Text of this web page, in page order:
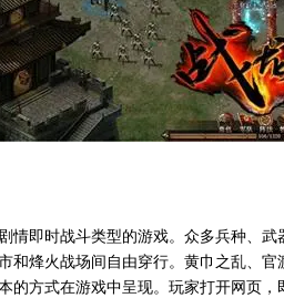
即时战斗类型的游戏。众多兵种、武
和烽火战场间自由穿行。黄巾之乱、官
的方式在游戏中呈现。玩家打开网页，